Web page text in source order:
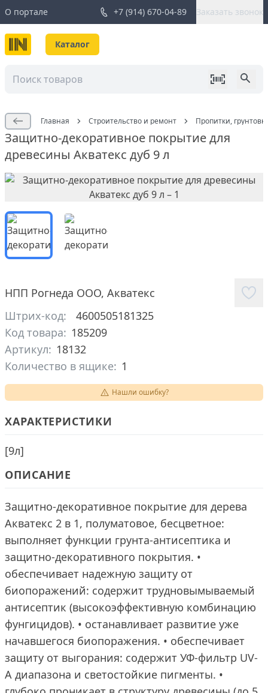
О портале +7 (914) 670-04-89 Заказать звонок
Каталог
Главная Строительство и ремонт Пропитки,
Защитно-декоративное покрытие для
древесины Акватекс дуб 9 л
НПП Рогнеда ООО, Акватекс
Штрих-код:
4600505181325
Код товара: 185209
Артикул: 18132
Количество в ящике: 1
Нашли ошибку?
ХАРАКТЕРИСТИКИ
[9л]
ОПИСАНИЕ
Защитно-декоративное покрытие для дерева
Акватекс 2 в 1, полуматовое, бесцветное:
выполняет функции грунта-антисептика и
защитно-декоративного покрытия. •
обеспечивает надежную защиту от
биопоражений: содержит трудновымываемый
антисептик (высокоэффективную комбинацию
фунгицидов). • останавливает развитие уже
начавшегося биопоражения. • обеспечивает
защиту от выгорания: содержит УФ-фильтр UV-
A диапазона и светостойкие пигменты. •